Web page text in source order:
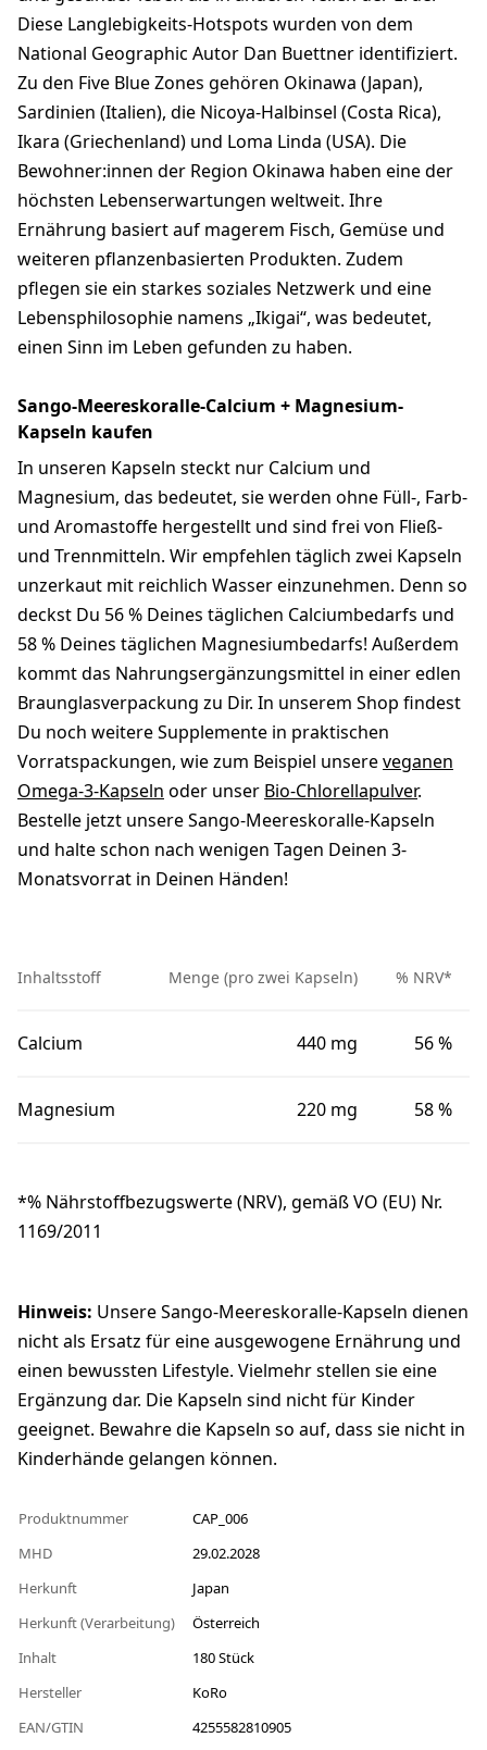
Diese Langlebigkeits-Hotspots wurden von dem
National Geographic Autor Dan Buettner identifiziert.
Zu den Five Blue Zones gehören Okinawa (Japan),
Sardinien (Italien), die Nicoya-Halbinsel (Costa Rica),
Ikara (Griechenland) und Loma Linda (USA). Die
Bewohner:innen der Region Okinawa haben eine der
höchsten Lebenserwartungen weltweit. Ihre
Ernährung basiert auf magerem Fisch, Gemüse und
weiteren pflanzenbasierten Produkten. Zudem
pflegen sie ein starkes soziales Netzwerk und eine
Lebensphilosophie namens „Ikigai“, was bedeutet,
einen Sinn im Leben gefunden zu haben.
Sango-Meereskoralle-Calcium + Magnesium-
Kapseln kaufen
In unseren Kapseln steckt nur Calcium und
Magnesium, das bedeutet, sie werden ohne Füll-, Farb-
und Aromastoffe hergestellt und sind frei von Fließ-
und Trennmitteln. Wir empfehlen täglich zwei Kapseln
unzerkaut mit reichlich Wasser einzunehmen. Denn so
deckst Du 56 % Deines täglichen Calciumbedarfs und
58 % Deines täglichen Magnesiumbedarfs! Außerdem
kommt das Nahrungsergänzungsmittel in einer edlen
Braunglasverpackung zu Dir. In unserem Shop findest
Du noch weitere Supplemente in praktischen
Vorratspackungen, wie zum Beispiel unsereveganen
Omega-3-Kapseln oder unser Bio-Chlorellapulver.
Bestelle jetzt unsere Sango-Meereskoralle-Kapseln
und halte schon nach wenigen Tagen Deinen 3-
Monatsvorrat in Deinen Händen!
Inhaltsstoff Menge (pro zwei Kapseln) % NRV*
Calcium 440 mg 56 %
Magnesium 220 mg 58 %
*% Nährstoffbezugswerte (NRV), gemäß VO (EU) Nr.
1169/2011
Hinweis: Unsere Sango-Meereskoralle-Kapseln dienen
nicht als Ersatz für eine ausgewogene Ernährung und
einen bewussten Lifestyle. Vielmehr stellen sie eine
Ergänzung dar. Die Kapseln sind nicht für Kinder
geeignet. Bewahre die Kapseln so auf, dass sie nicht in
Kinderhände gelangen können.
Produktnummer
CAP_006
MHD
29.02.2028
Herkunft
Japan
Herkunft (Verarbeitung)
Österreich
Inhalt
180 Stück
Hersteller
KoRo
EAN/GTIN
4255582810905